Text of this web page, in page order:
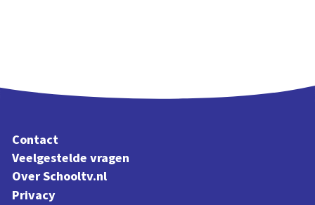
Contact
Veelgestelde vragen
Over Schooltv.nl
Privacy